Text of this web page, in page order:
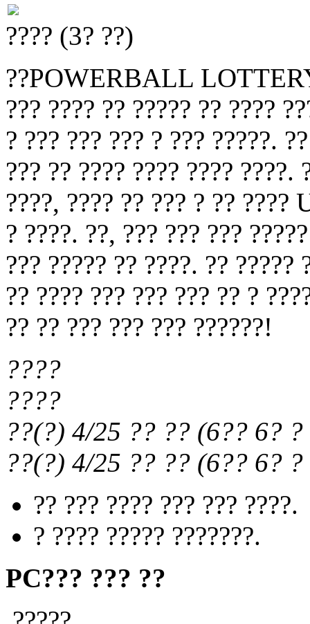
???? (3? ??)
??POWERBALL
??? ???? ?? ????? ?? ????
? ??? ??? ??? ? ??? ?????.
??? ?? ???? ???? ???? ????.
????, ???? ?? ??? ? ?? ????
? ????. ??, ??? ??? ???
??? ????? ?? ????. ??
?? ???? ??? ??? ??? ?? ?
?? ?? ??? ??? ??? ??????!
????
????
??(?) 4/25 ?? ?? (6?? 6?
??(?) 4/25 ?? ?? (6?? 6?
?? ??? ???? ??? ??? ????.
? ???? ????? ???????.
PC??? ??? ??